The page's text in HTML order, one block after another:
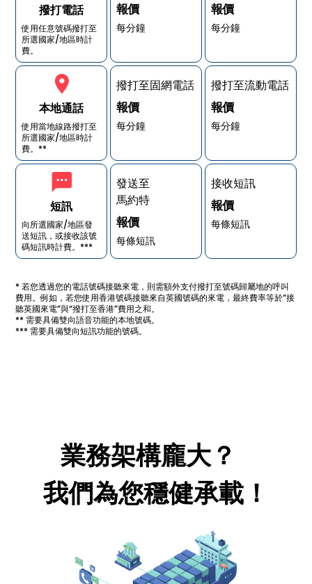
撥打電話
使用任意號碼撥打至
所選國家/地區時計
費。
本地通話
使用當地線路撥打至
所選國家/地區時計
費。**
短訊
向所選國家/地區發
送短訊，或接收該號
碼短訊時計費。***
報價
每分鐘
撥打至固網電話
報價
每分鐘
發送至
馬約特
報價
每條短訊
報價
每分鐘
撥打至流動電話
報價
每分鐘
接收短訊
報價
每條短訊
* 若您透過您的電話號碼接聽來電，則需額外支付撥打至號碼歸屬地的呼叫
費用。例如，若您使用香港號碼接聽來自英國號碼的來電，最終費率等於“接
聽英國來電”與“撥打至香港”費用之和。
** 需要具備雙向語音功能的本地號碼。
*** 需要具備雙向短訊功能的號碼。
業務架構龐大？
我們為您穩健承載！